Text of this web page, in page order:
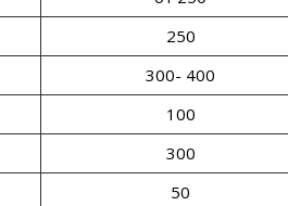
250
300- 400
100
300
50